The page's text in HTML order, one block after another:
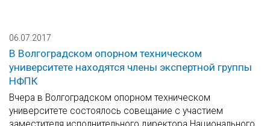
06.07.2017
В Волгоградском опорном техническом
университете находятся члены экспертной группы
НФПК
Вчера в Волгоградском опорном техническом
университете состоялось совещание с участием